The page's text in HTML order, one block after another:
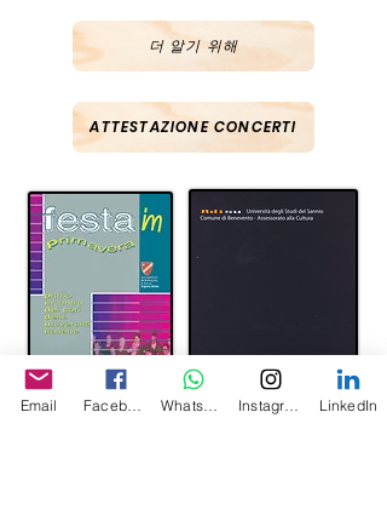
더 알기 위해
ATTESTAZIONE CONCERTI
Email LinkedIn